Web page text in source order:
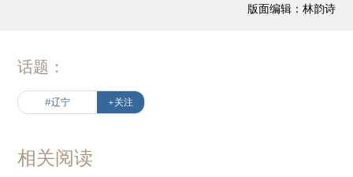
版面编辑：林韵诗
话题：
#辽宁 +关注
相关阅读